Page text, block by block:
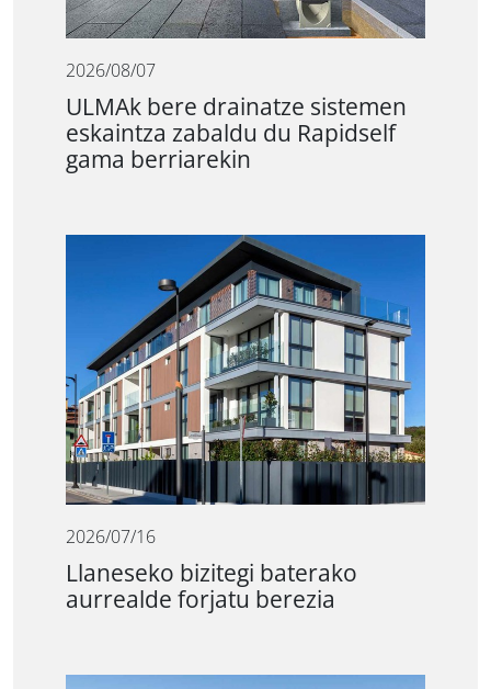
2026/08/07
ULMAk bere drainatze sistemen
eskaintza zabaldu du Rapidself
gama berriarekin
2026/07/16
Llaneseko bizitegi baterako
aurrealde forjatu berezia